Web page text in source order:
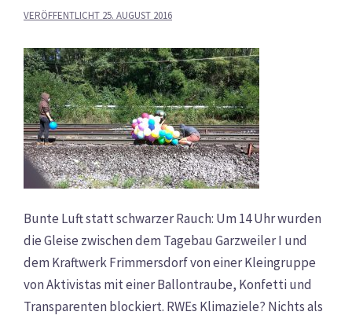
VERÖFFENTLICHT 25. AUGUST 2016
Bunte Luft statt schwarzer Rauch: Um 14 Uhr wurden
die Gleise zwischen dem Tagebau Garzweiler I und
dem Kraftwerk Frimmersdorf von einer Kleingruppe
von Aktivistas mit einer Ballontraube, Konfetti und
Transparenten blockiert. RWEs Klimaziele? Nichts als